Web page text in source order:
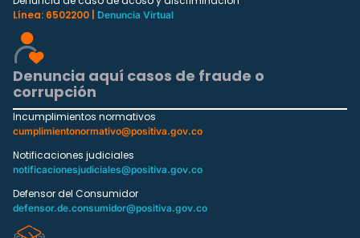
Línea: 6502200 |
Denuncia Virtual
Denuncia aquí casos de fraude o
corrupción
Incumplimientos normativos
cumplimientonormativo@positiva.gov.co
Notificaciones judiciales
notificacionesjudiciales@positiva.gov.co
Defensor del Consumidor
defensor.de.consumidor@positiva.gov.co